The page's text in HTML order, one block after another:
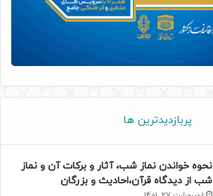
پربازدیدترین ها
نحوه خواندن نماز شب، آثار و برکات آن و نماز
شب از دیدگاه قرآن،احادیث و بزرگان